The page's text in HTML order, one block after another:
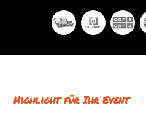
Highlight für Ihr Event